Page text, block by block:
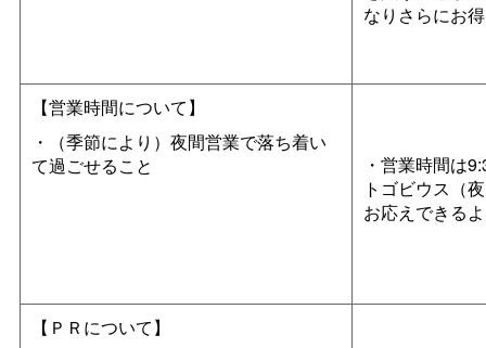
なりさらにお
【営業時間について】
・（季節により）夜間営業で落ち着い
て過ごせること
・営業時間は
トゴビウス（
お応えできる
【ＰＲについて】